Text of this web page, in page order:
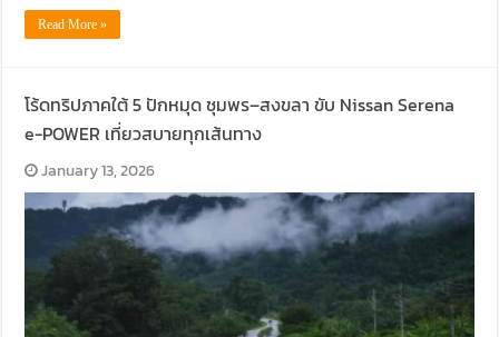
Read More »
โร้ดทริปภาคใต้ 5 ปักหมุด ชุมพร–สงขลา ขับ Nissan Serena
e-POWER เที่ยวสบายทุกเส้นทาง
January 13, 2026